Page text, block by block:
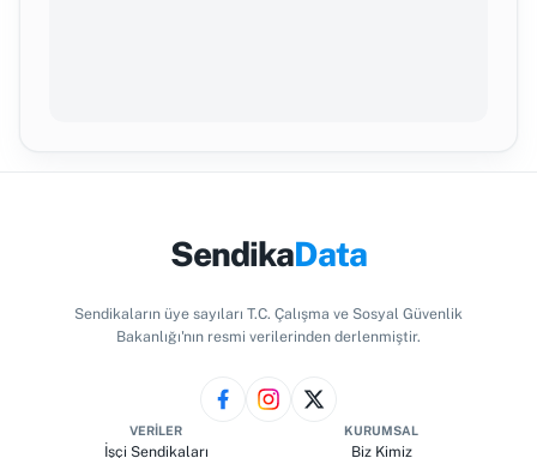
SendikaData
Sendikaların üye sayıları T.C. Çalışma ve Sosyal Güvenlik
Bakanlığı'nın resmi verilerinden derlenmiştir.
VERILER
İşçi Sendikaları
KURUMSAL
Biz Kimiz